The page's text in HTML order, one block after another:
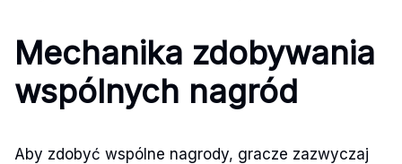
Mechanika zdobywania
wspólnych nagród
Aby zdobyć wspólne nagrody, gracze zazwyczaj